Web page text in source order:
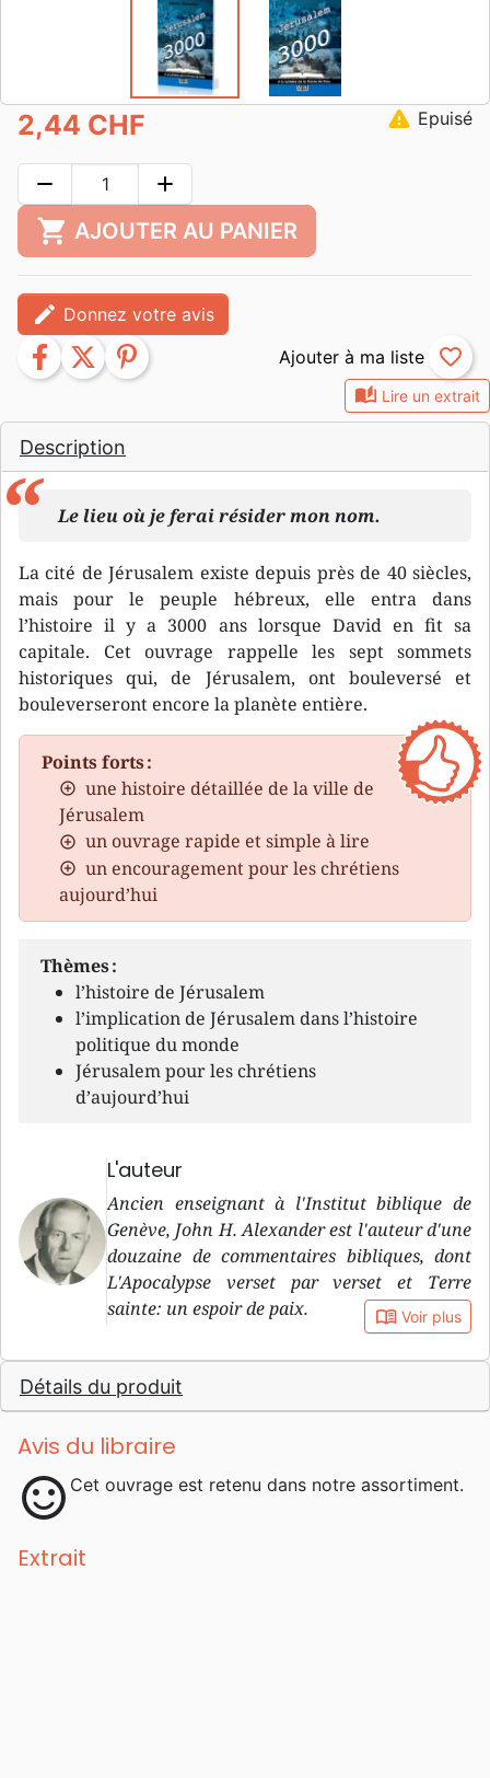
auto_stories Lire un extrait
Description
Le lieu où je ferai résider mon nom.
La cité de Jérusalem existe depuis près de 40 siècles,
mais pour le peuple hébreux, elle entra dans
l’histoire il y a 3000 ans lorsque David en fit sa
capitale. Cet ouvrage rappelle les sept sommets
historiques qui, de Jérusalem, ont bouleversé et
bouleverseront encore la planète entière.
Points forts :
une histoire détaillée de la ville de
Jérusalem
un ouvrage rapide et simple à lire
un encouragement pour les chrétiens
aujourd’hui
Thèmes :
l’histoire de Jérusalem
l’implication de Jérusalem dans l’histoire
politique du monde
Jérusalem pour les chrétiens
d’aujourd’hui
L'auteur
Ancien enseignant à l'Institut biblique de
Genève, John H. Alexander est l'auteur d'une
douzaine de commentaires bibliques, dont
L'Apocalypse verset par verset et Terre
sainte: un espoir de paix.
book_open Voir plus
Détails du produit
Avis du libraire
sentiment_satisfied Cet ouvrage est retenu dans notre assortiment.
Extrait
2,44 CHF warning Epuisé
remove add
shopping_cart AJOUTER AU PANIER
edit Donnez votre avis
facebook twitter pinterest favorite_border